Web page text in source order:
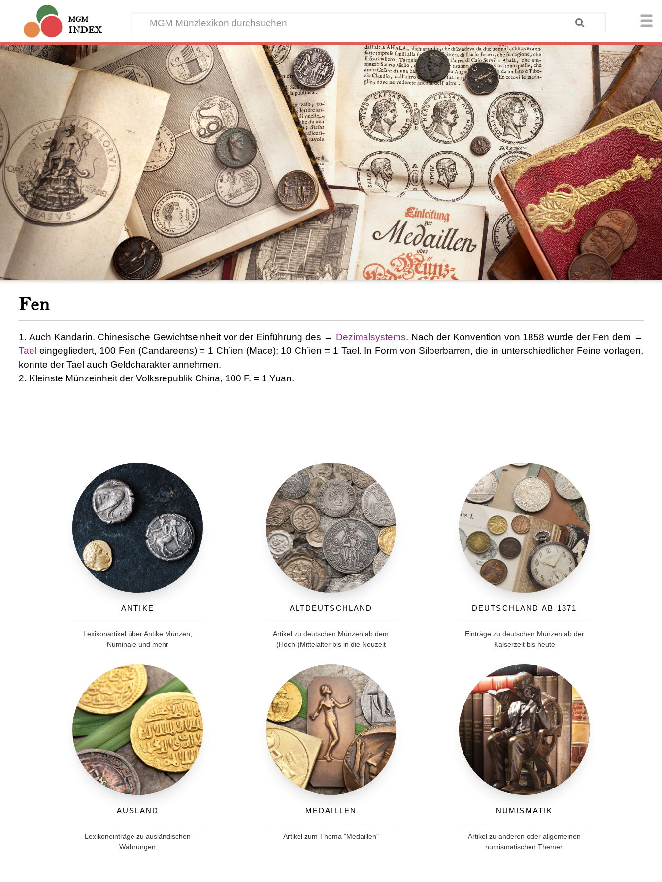
MGM
INDEX
Fen
1. Auch Kandarin. Chinesische Gewichtseinheit vor der Einführung des → Dezimalsystems. Nach der Konvention von 1858 wurde der Fen dem →
Tael eingegliedert, 100 Fen (Candareens) = 1 Ch’ien (Mace); 10 Ch’ien = 1 Tael. In Form von Silberbarren, die in unterschiedlicher Feine vorlagen,
konnte der Tael auch Geldcharakter annehmen.
2. Kleinste Münzeinheit der Volksrepublik China, 100 F. = 1 Yuan.
Antike
Lexikonartikel über Antike Münzen,
Numinale und mehr
Altdeutschland
Artikel zu deutschen Münzen ab dem
(Hoch-)Mittelalter bis in die Neuzeit
Deutschland ab 1871
Einträge zu deutschen Münzen ab der
Kaiserzeit bis heute
Ausland
Lexikoneinträge zu ausländischen
Währungen
Medaillen
Artikel zum Thema "Medaillen"
Numismatik
Artikel zu anderen oder allgemeinen
numismatischen Themen